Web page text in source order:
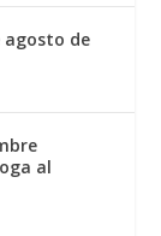
agosto de
al